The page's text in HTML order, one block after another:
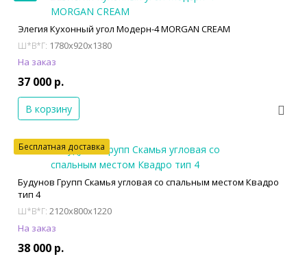
Элегия Кухонный угол Модерн-4 MORGAN CREAM
Ш*В*Г: 1780x920x1380
На заказ
37 000 р.
В корзину
Бесплатная доставка
Будунов Групп Скамья угловая со спальным местом Квадро
тип 4
Ш*В*Г: 2120x800x1220
На заказ
38 000 р.